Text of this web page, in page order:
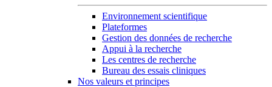
Environnement scientifique
Plateformes
Gestion des données de recherche
Appui à la recherche
Les centres de recherche
Bureau des essais cliniques
Nos valeurs et principes